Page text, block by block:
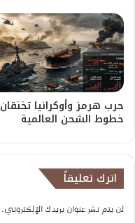
حرب هرمز وأوكرانيا تخنقان
خطوط الشحن العالمية
اترك تعليقاً
لن يتم نشر عنوان بريدك الإلكتروني.